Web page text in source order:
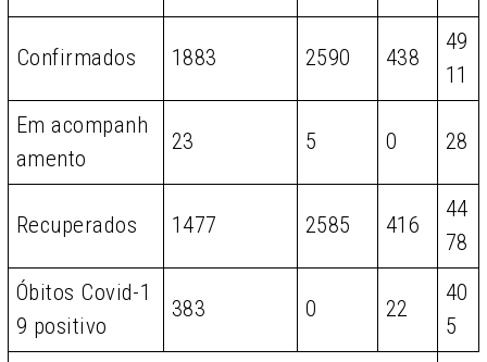
Confirmados 1883 2590 438
49
11
Em acompanh
amento
23 5 0 28
Recuperados 1477 2585 416
44
78
Óbitos Covid-1
9 positivo
383 0 22
40
5